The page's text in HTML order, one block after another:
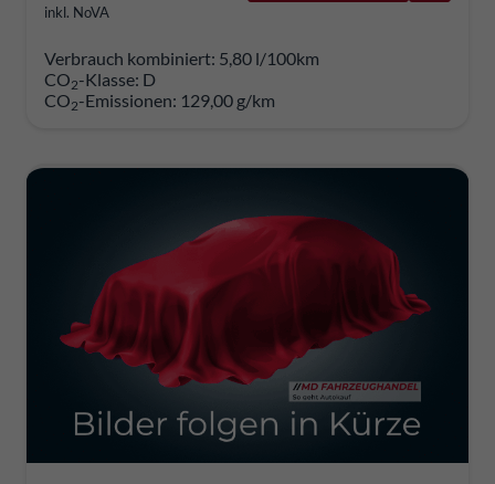
inkl. NoVA
Verbrauch kombiniert: 5,80 l/100km
CO2-Klasse: D
CO2-Emissionen: 129,00 g/km